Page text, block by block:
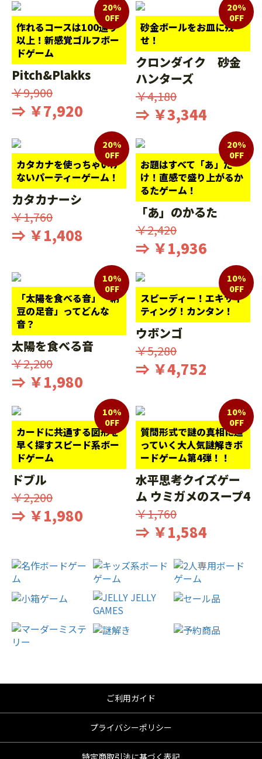
作れるコースは100通り
以上！新感覚ゴルフボー
ドゲーム
20%
0FF
Pitch&Plakks
￥9,900
⇒ ￥7,920
砂金ボールをお皿に残
せ！
20%
0FF
クロンダイク 砂金
ハンターズ
￥4,180
⇒ ￥3,344
カタカナを使っちゃいけ
ないパーティーゲーム！
20%
0FF
カタカナーシ
￥1,760
⇒ ￥1,408
お題はすべて「あ」だ
け！直感で盛り上がるか
るたゲーム！
20%
0FF
「あ」のかるた
￥2,420
⇒ ￥1,936
「太陽を食べる音」「納
豆の足音」ってどんな
音？
10%
0FF
太陽を食べる音
￥2,200
⇒ ￥1,980
スピーディー！エキサイ
ティング！カンタン！
10%
0FF
ウボンゴ
￥5,280
⇒ ￥4,752
カードに共通する図形を
早く探すスピード系ボー
ドゲーム
10%
0FF
ドブル
￥2,200
⇒ ￥1,980
質問形式で謎の真相に迫
っていく大人気謎解きボ
ードゲーム第4弾！！
10%
0FF
水平思考クイズゲー
ム ウミガメのスープ4
￥1,760
⇒ ￥1,584
ご利用ガイド
プライバシーポリシー
特定商取引法に基づく表記